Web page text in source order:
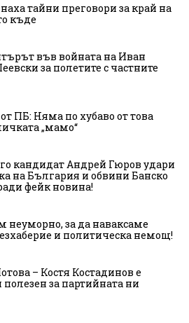
тайни преговори за край на
къде
във войната на Иван
за полетите с частните
ПБ: Няма по хубаво от това
„мамо“
кандидат Андрей Гюров удари
на България и обвини Банско
фейк новина!
неуморно, за да наваксаме
и политическа немощ!
– Костя Костадинов е
за партийната ни